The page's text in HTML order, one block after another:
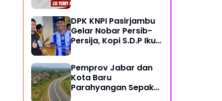
DPK KNPI Pasirjambu
Gelar Nobar Persib-
Persija, Kopi S.D.P Ikut
Pemprov Jabar dan
Kota Baru
Parahyangan Sepakat